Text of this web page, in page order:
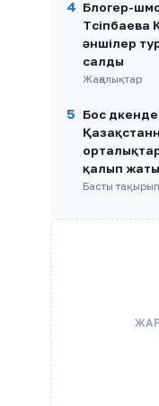
4 Блогер-
әншілер
салды
Жаңалықтар
5
Бос
қалып
Басты тақырып